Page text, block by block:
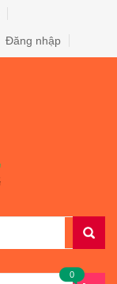
Đăng nhập
0